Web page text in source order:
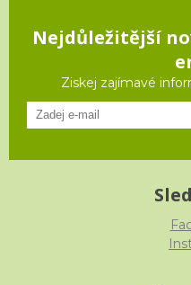
Nejdůležitější
Ziskej zajímavé